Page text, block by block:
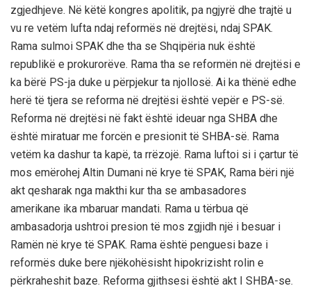
zgjedhjeve. Në këtë kongres apolitik, pa ngjyrë dhe trajtë u
vu re vetëm lufta ndaj reformës në drejtësi, ndaj SPAK.
Rama sulmoi SPAK dhe tha se Shqipëria nuk është
republikë e prokurorëve. Rama tha se reformën në drejtësi e
ka bërë PS-ja duke u përpjekur ta njollosë. Ai ka thënë edhe
herë të tjera se reforma në drejtësi është vepër e PS-së.
Reforma në drejtësi në fakt është ideuar nga SHBA dhe
është miratuar me forcën e presionit të SHBA-së. Rama
vetëm ka dashur ta kapë, ta rrëzojë. Rama luftoi si i çartur të
mos emërohej Altin Dumani në krye të SPAK, Rama bëri një
akt qesharak nga makthi kur tha se ambasadores
amerikane ika mbaruar mandati. Rama u tërbua që
ambasadorja ushtroi presion të mos zgjidh një i besuar i
Ramën në krye të SPAK. Rama është penguesi baze i
reformës duke bere njëkohësisht hipokrizisht rolin e
përkraheshit baze. Reforma gjithsesi është akt I SHBA-se.